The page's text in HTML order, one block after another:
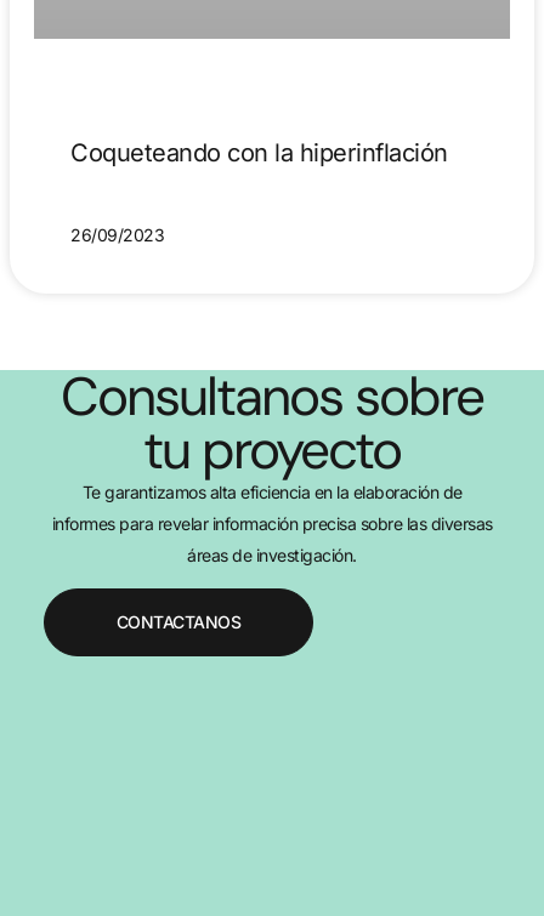
Coqueteando con la hiperinflación
26/09/2023
Consultanos sobre
tu proyecto
Te garantizamos alta eficiencia en la elaboración de
informes para revelar información precisa sobre las diversas
áreas de investigación.
CONTACTANOS